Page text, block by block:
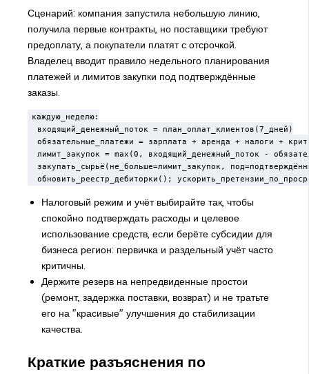
Сценарий: компания запустила небольшую линию,
получила первые контракты, но поставщики требуют
предоплату, а покупатели платят с отсрочкой.
Владелец вводит правило недельного планирования
платежей и лимитов закупки под подтверждённые
заказы.
каждую_неделю:
  входящий_денежный_поток = план_оплат_клиентов(7_дней)
обязательные_платежи = зарплата + аренда + налоги +
лимит_закупок = max(0, входящий_денежный_поток -
закупать_сырьё(не_больше=лимит_закупок,
Налоговый режим и учёт выбирайте так, чтобы
спокойно подтверждать расходы и целевое
использование средств, если берёте субсидии для
бизнеса регион: первичка и раздельный учёт часто
критичны.
Держите резерв на непредвиденные простои
(ремонт, задержка поставки, возврат) и не тратьте
его на "красивые" улучшения до стабилизации
качества.
Краткие разъяснения по